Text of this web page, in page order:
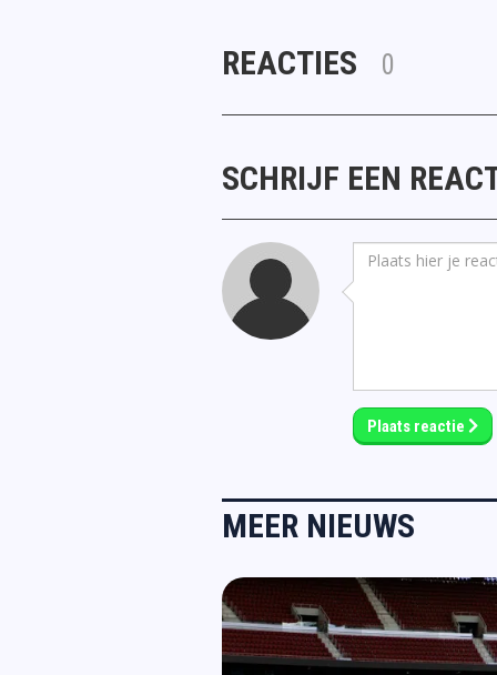
REACTIES 0
SCHRIJF EEN
Plaats reactie
MEER NIEUWS